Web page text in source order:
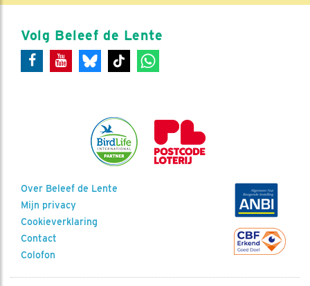
Volg Beleef de Lente
Over Beleef de Lente
Mijn privacy
Cookieverklaring
Contact
Colofon